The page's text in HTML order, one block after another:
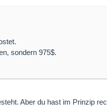
sondern 975$.
Aber du hast im Prinzip